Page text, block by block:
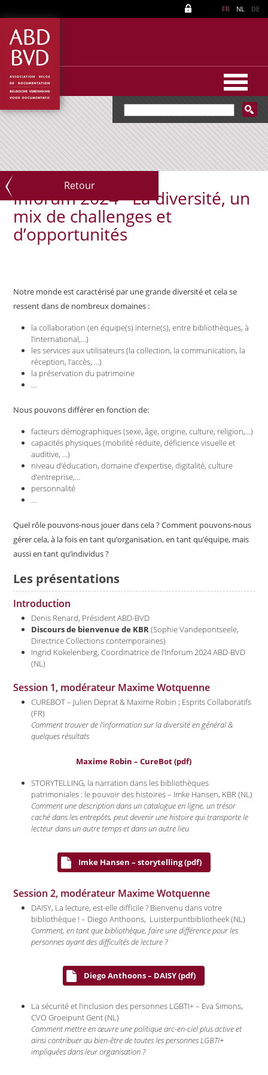
FR NL DE
Retour
Inforum 2024 - La diversité, un
mix de challenges et
d’opportunités
Notre monde est caractérisé par une grande diversité et cela se
ressent dans de nombreux domaines :
la collaboration (en équipe(s) interne(s), entre bibliothèques, à
l’international,…)
les services aux utilisateurs (la collection, la communication, la
réception, l’accès, …)
la préservation du patrimoine
…
Nous pouvons différer en fonction de:
facteurs démographiques (sexe, âge, origine, culture, religion,…)
capacités physiques (mobilité réduite, déficience visuelle et
auditive, …)
niveau d’éducation, domaine d’expertise, digitalité, culture
d’entreprise,…
personnalité
…
Quel rôle pouvons-nous jouer dans cela ? Comment pouvons-nous
gérer cela, à la fois en tant qu’organisation, en tant qu’équipe, mais
aussi en tant qu’individus ?
Les présentations
Introduction
Denis Renard, Président ABD-BVD
Discours de bienvenue de KBR(Sophie Vandepontseele,
Directrice Collections contemporaines)
Ingrid Kokelenberg, Coordinatrice de l’Inforum 2024 ABD-BVD
(NL)
Session 1, modérateur Maxime Wotquenne
CUREBOT – Julien Deprat & Maxime Robin ; Esprits Collaboratifs
(FR)
Comment trouver de l’information sur la diversité en général &
quelques résultats
Maxime Robin – CureBot (pdf)
STORYTELLING, la narration dans les bibliothèques
patrimoniales : le pouvoir des histoires – Imke Hansen, KBR (NL)
Comment une description dans un catalogue en ligne, un trésor
caché dans les entrepôts, peut devenir une histoire qui transporte le
lecteur dans un autre temps et dans un autre lieu
Imke Hansen – storytelling (pdf)
Session 2, modérateur Maxime Wotquenne
DAISY, La lecture, est-elle difficile ? Bienvenu dans votre
bibliothèque ! – Diego Anthoons, Luisterpuntbibliotheek (NL)
Comment, en tant que bibliothèque, faire une différence pour les
personnes ayant des difficultés de lecture ?
Diego Anthoons – DAISY (pdf)
La sécurité et l’inclusion des personnes LGBTI+ – Eva Simons,
CVO Groeipunt Gent (NL)
Comment mettre en œuvre une politique arc-en-ciel plus active et
ainsi contribuer au bien-être de toutes les personnes LGBTI+
impliquées dans leur organisation ?